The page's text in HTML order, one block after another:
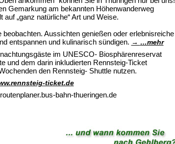
Gemarkung am bekannten Höhenwanderweg
„ganz natürliche“ Art und Weise.
Aussichten genießen oder erlebnisreiche
entspannen und kulinarisch sündigen.
…mehr
im UNESCO- Biosphärenreservat
und dem darin inkludierten Rennsteig-Ticket
den Rennsteig- Shuttle nutzen.
ticket.de
bahn-thueringen.de